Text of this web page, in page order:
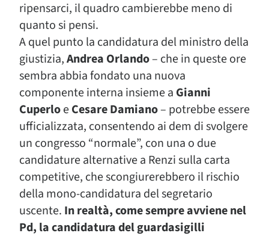
ripensarci, il quadro cambierebbe meno di
quanto si pensi.
A quel punto la candidatura del ministro della
giustizia,Andrea Orlando– che in queste ore
sembra abbia fondato una nuova
componente interna insieme a Gianni
CuperloeCesare Damiano– potrebbe essere
ufficializzata, consentendo ai dem di svolgere
un congresso “normale”, con una o due
candidature alternative a Renzi sulla carta
competitive, che scongiurerebbero il rischio
della mono-candidatura del segretario
uscente. In realtà, come sempre avviene nel
Pd, la candidatura del guardasigilli